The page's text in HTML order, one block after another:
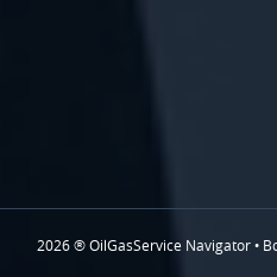
2026 ® OilGasService Navigator •